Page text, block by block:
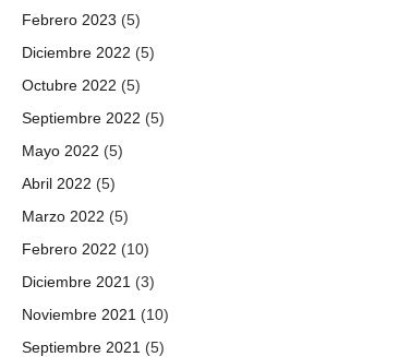
Febrero 2023 (5)
Diciembre 2022 (5)
Octubre 2022 (5)
Septiembre 2022 (5)
Mayo 2022 (5)
Abril 2022 (5)
Marzo 2022 (5)
Febrero 2022 (10)
Diciembre 2021 (3)
Noviembre 2021 (10)
Septiembre 2021 (5)